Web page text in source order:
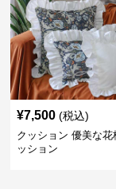
¥7,500 (税込)
クッション 優美な花
ッション